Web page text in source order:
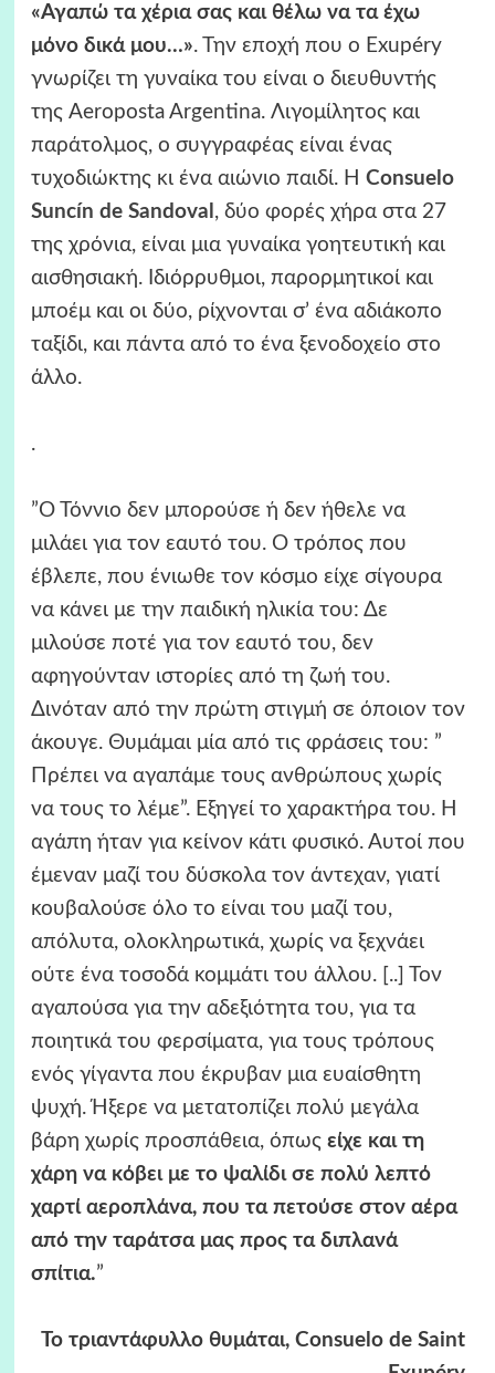
«Αγαπώ τα χέρια σας και θέλω να τα έχω
μόνο δικά μου…». Την εποχή που ο Exupéry
γνωρίζει τη γυναίκα του είναι ο διευθυντής
της Aeroposta Argentina. Λιγομίλητος και
παράτολμος, ο συγγραφέας είναι ένας
τυχοδιώκτης κι ένα αιώνιο παιδί. Η Consuelo
Suncín de Sandoval , δύο φορές χήρα στα 27
της χρόνια, είναι μια γυναίκα γοητευτική και
αισθησιακή. Ιδιόρρυθμοι, παρορμητικοί και
μποέμ και οι δύο, ρίχνονται σ’ ένα αδιάκοπο
ταξίδι, και πάντα από το ένα ξενοδοχείο στο
άλλο.
.
”Ο Τόννιο δεν μπορούσε ή δεν ήθελε να
μιλάει για τον εαυτό του. Ο τρόπος που
έβλεπε, που ένιωθε τον κόσμο είχε σίγουρα
να κάνει με την παιδική ηλικία του: Δε
μιλούσε ποτέ για τον εαυτό του, δεν
αφηγούνταν ιστορίες από τη ζωή του.
Δινόταν από την πρώτη στιγμή σε όποιον τον
άκουγε. Θυμάμαι μία από τις φράσεις του: ”
Πρέπει να αγαπάμε τους ανθρώπους χωρίς
να τους το λέμε”. Εξηγεί το χαρακτήρα του. Η
αγάπη ήταν για κείνον κάτι φυσικό. Αυτοί που
έμεναν μαζί του δύσκολα τον άντεχαν, γιατί
κουβαλούσε όλο το είναι του μαζί του,
απόλυτα, ολοκληρωτικά, χωρίς να ξεχνάει
ούτε ένα τοσοδά κομμάτι του άλλου. [..] Τον
αγαπούσα για την αδεξιότητα του, για τα
ποιητικά του φερσίματα, για τους τρόπους
ενός γίγαντα που έκρυβαν μια ευαίσθητη
ψυχή. Ήξερε να μετατοπίζει πολύ μεγάλα
βάρη χωρίς προσπάθεια, όπως είχε και τη
χάρη να κόβει με το ψαλίδι σε πολύ λεπτό
χαρτί αεροπλάνα, που τα πετούσε στον αέρα
από την ταράτσα μας προς τα διπλανά
σπίτια.”
Το τριαντάφυλλο θυμάται, Consuelo de Saint